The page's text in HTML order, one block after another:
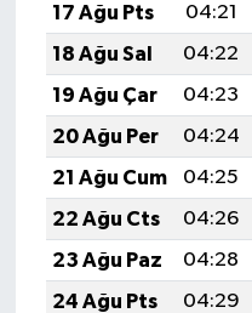
17 Ağu Pts
04:21
18 Ağu Sal
04:22
19 Ağu Çar
04:23
20 Ağu Per
04:24
21 Ağu Cum
04:25
22 Ağu Cts
04:26
23 Ağu Paz
04:28
24 Ağu Pts
04:29